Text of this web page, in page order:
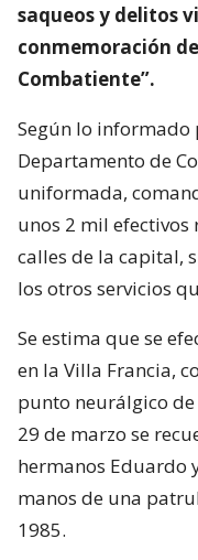
saqueos y delitos
conmemoración
Combatiente”.
Según lo informado
Departamento de
uniformada,
unos 2 mil
calles de la capital,
los otros servicios
Se estima que se
en la Villa Francia,
punto neurálgico
29 de marzo se
hermanos Eduardo
manos de una
1985.